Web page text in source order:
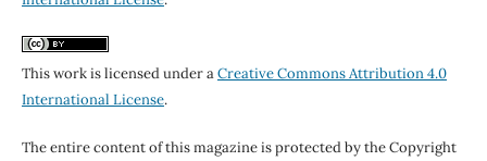
This work is licensed under aCreative Commons Attribution 4.0
International License.
The entire content of this magazine is protected by the Copyright